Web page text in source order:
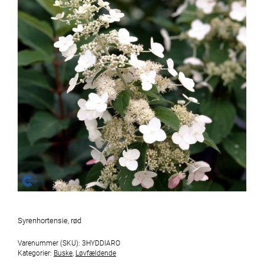
Syrenhortensie, rød
Varenummer (SKU): 3HYDDIARO
Kategorier: Buske Løvfældende